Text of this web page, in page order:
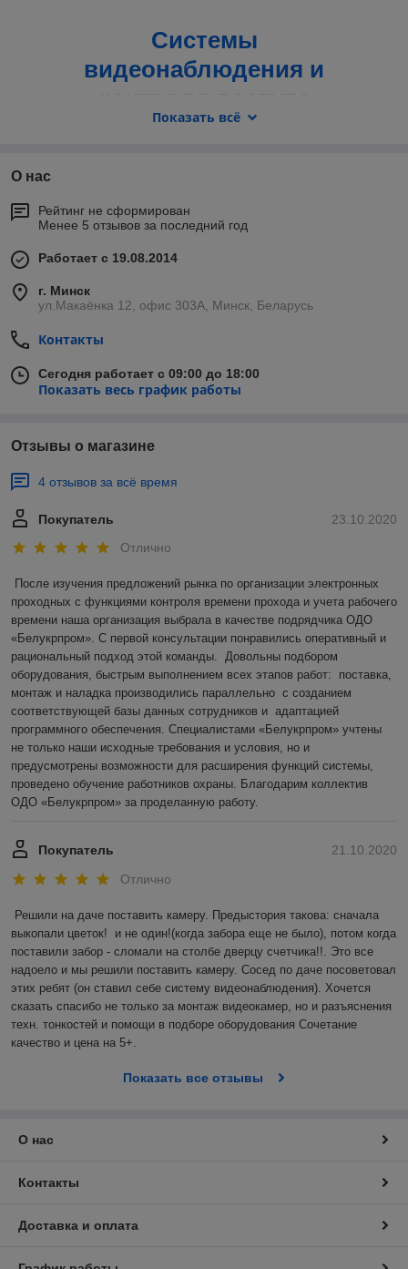
Системы
видеонаблюдения и
наладка, гарантийное и послегарантийное
обслуживание
сложности по всей Беларуси. Работаем только с
сертифицированным оборудованием от ведущих
производителей, поэтому гарантируем100%
качество. Предлагаем индивидуальные условия, как для
Ознакомиться с предложениями
Эффективные решения для безопасности
способом для контроля доступа на предприятие с
возможностью получения информации о дате и времени
прохода. У нас вы сможете заказать турникеты разных
видов.
Системы видеонаблюдения
Наша компания предлагает широкий выбор камер
видеонаблюдения от ведущих компаний-
производителей, которые отличаются высоким
качеством. Также мы оказываем услуги подбора
оборудования и его монтажа.
систем
оборудование для систем контроля доступа — СКУД
для каждого отдельного случая, выполняем монтаж
оборудования.
в
модели
Шлагбаумы
Предлагаем своим клиентам простые в эксплуатации,
надежные и эффективные шлагбаумы, которые имеют
модели с гарантией, рассчитаны на длительную
карты в офисных зданиях, на заводах, в гостиницах,
многоквартирных домов. Даем гарантию на карты 1 год,
Показать всё
О нас
Рейтинг не сформирован
Менее 5 отзывов за последний год
Работает с 19.08.2014
г. Минск
ул.Макаёнка 12, офис 303A, Минск, Беларусь
Контакты
Сегодня работает с 09:00 до 18:00
Показать весь график работы
Отзывы о магазине
4 отзывов за всё время
23.10.2020
Покупатель
Отлично
После изучения предложений рынка по организации электронных
проходных с функциями контроля времени прохода и учета рабочего
времени наша организация выбрала в качестве подрядчика ОДО
«Белукрпром». С первой консультации понравились оперативный и
рациональный подход этой команды.  Довольны подбором
оборудования, быстрым выполнением всех этапов работ:  поставка,
монтаж и наладка производились параллельно  с созданием
соответствующей базы данных сотрудников и  адаптацией
программного обеспечения. Специалистами «Белукрпром» учтены
не только наши исходные требования и условия, но и
предусмотрены возможности для расширения функций системы,
проведено обучение работников охраны. Благодарим коллектив
ОДО «Белукрпром» за проделанную работу.
21.10.2020
Покупатель
Отлично
Решили на даче поставить камеру. Предыстория такова: сначала
выкопали цветок!  и не один!(когда забора еще не было), потом когда
поставили забор - сломали на столбе дверцу счетчика!!. Это все
надоело и мы решили поставить камеру. Сосед по даче посоветовал
этих ребят (он ставил себе систему видеонаблюдения). Хочется
сказать спасибо не только за монтаж видеокамер, но и разъяснения
техн. тонкостей и помощи в подборе оборудования Сочетание
качество и цена на 5+.
Показать все отзывы
О нас
Контакты
Доставка и оплата